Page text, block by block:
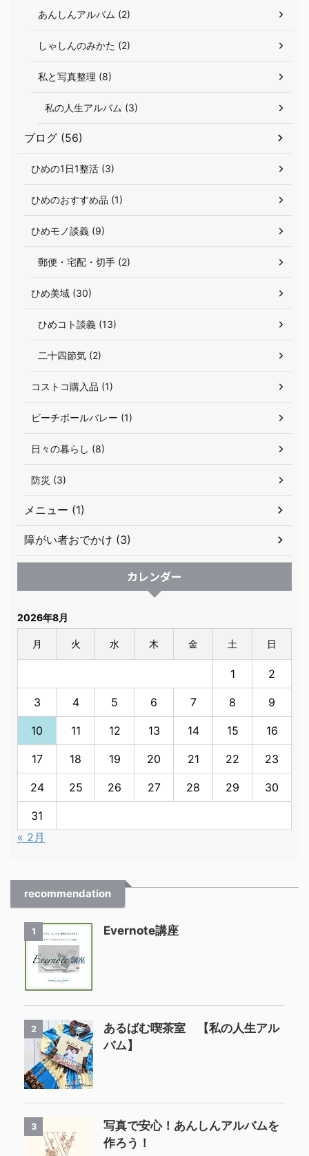
あんしんアルバム (2)
しゃしんのみかた (2)
私と写真整理 (8)
私の人生アルバム (3)
ブログ (56)
ひめの1日1整活 (3)
ひめのおすすめ品 (1)
ひめモノ談義 (9)
郵便・宅配・切手 (2)
ひめ美域 (30)
ひめコト談義 (13)
二十四節気 (2)
コストコ購入品 (1)
ビーチボールバレー (1)
日々の暮らし (8)
防災 (3)
メニュー (1)
障がい者おでかけ (3)
カレンダー
2026年8月
月 火 水 木 金 土 日
1 2
3 4 5 6 7 8 9
10 11 12 13 14 15 16
17 18 19 20 21 22 23
24 25 26 27 28 29 30
31
« 2月
recommendation
1 Evernote講座
2
あるばむ喫茶室 【私の人生アル
バム】
3
写真で安心！あんしんアルバムを
作ろう！